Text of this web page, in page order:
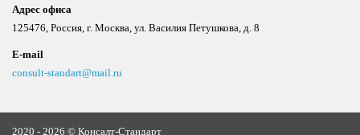
Адрес офиса
125476, Россия, г. Москва, ул. Василия Петушкова, д. 8
E-mail
consult-standart@mail.ru
2020 - 2026 © Консалт-Стандарт